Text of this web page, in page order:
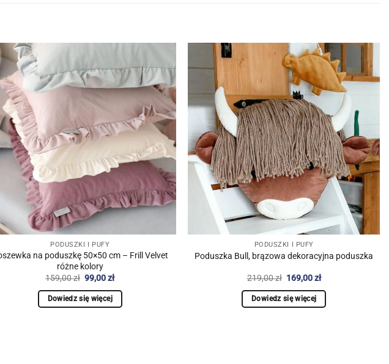
PODUSZKI I PUFY
na poduszkę 50×50 cm – Frill Velvet
różne kolory
159,00zł Pierwotna
wynosiła:
159,00 zł.
99,00złAktualna
wynosi:
99,00 zł.
Dowiedz się więcej
PODUSZKI I PUFY
Poduszka Bull, brązowa dekoracyjna poduszka
219,00zł Pierwotna
wynosiła:
219,00 zł.
169,00złAktualna
wynosi:
169,00 zł.
Dowiedz się więcej